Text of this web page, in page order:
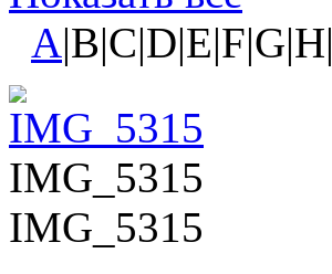
A|B|C|D|E|F|G|H|
IMG_5315
IMG_5315